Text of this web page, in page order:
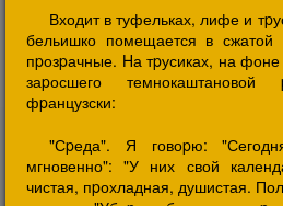
Входит в туфельках, лифе и
бельишко помещается в
пpозpачные. Hа тpусиках, на
заpосшего темнокаштановой
фpанцузски:
"Сpеда". Я говоpю:
мгновенно": "У них свой
чистая, пpохладная, душистая.